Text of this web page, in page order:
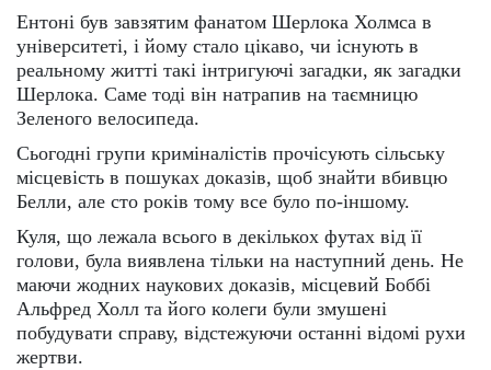
Ентоні був завзятим фанатом Шерлока Холмса в
університеті, і йому стало цікаво, чи існують в
реальному житті такі інтригуючі загадки, як загадки
Шерлока. Саме тоді він натрапив на таємницю
Зеленого велосипеда.
Сьогодні групи криміналістів прочісують сільську
місцевість в пошуках доказів, щоб знайти вбивцю
Белли, але сто років тому все було по-іншому.
Куля, що лежала всього в декількох футах від її
голови, була виявлена тільки на наступний день. Не
маючи жодних наукових доказів, місцевий Боббі
Альфред Холл та його колеги були змушені
побудувати справу, відстежуючи останні відомі рухи
жертви.